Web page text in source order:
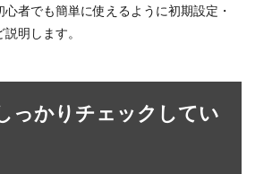
者でも簡単に使えるように初期設定・
明します。
っかりチェックしてい